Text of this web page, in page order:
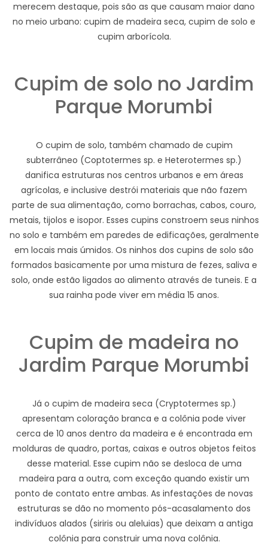
merecem destaque, pois são as que causam maior dano
no meio urbano: cupim de madeira seca, cupim de solo e
cupim arborícola.
Cupim de solo no Jardim
Parque Morumbi
O cupim de solo, também chamado de cupim
subterrâneo (Coptotermes sp. e Heterotermes sp.)
danifica estruturas nos centros urbanos e em áreas
agrícolas, e inclusive destrói materiais que não fazem
parte de sua alimentação, como borrachas, cabos, couro,
metais, tijolos e isopor. Esses cupins constroem seus ninhos
no solo e também em paredes de edificações, geralmente
em locais mais úmidos. Os ninhos dos cupins de solo são
formados basicamente por uma mistura de fezes, saliva e
solo, onde estão ligados ao alimento através de tuneis. E a
sua rainha pode viver em média 15 anos.
Cupim de madeira no
Jardim Parque Morumbi
Já o cupim de madeira seca (Cryptotermes sp.)
apresentam coloração branca e a colônia pode viver
cerca de 10 anos dentro da madeira e é encontrada em
molduras de quadro, portas, caixas e outros objetos feitos
desse material. Esse cupim não se desloca de uma
madeira para a outra, com exceção quando existir um
ponto de contato entre ambas. As infestações de novas
estruturas se dão no momento pós-acasalamento dos
indivíduos alados (siriris ou aleluias) que deixam a antiga
colônia para construir uma nova colônia.